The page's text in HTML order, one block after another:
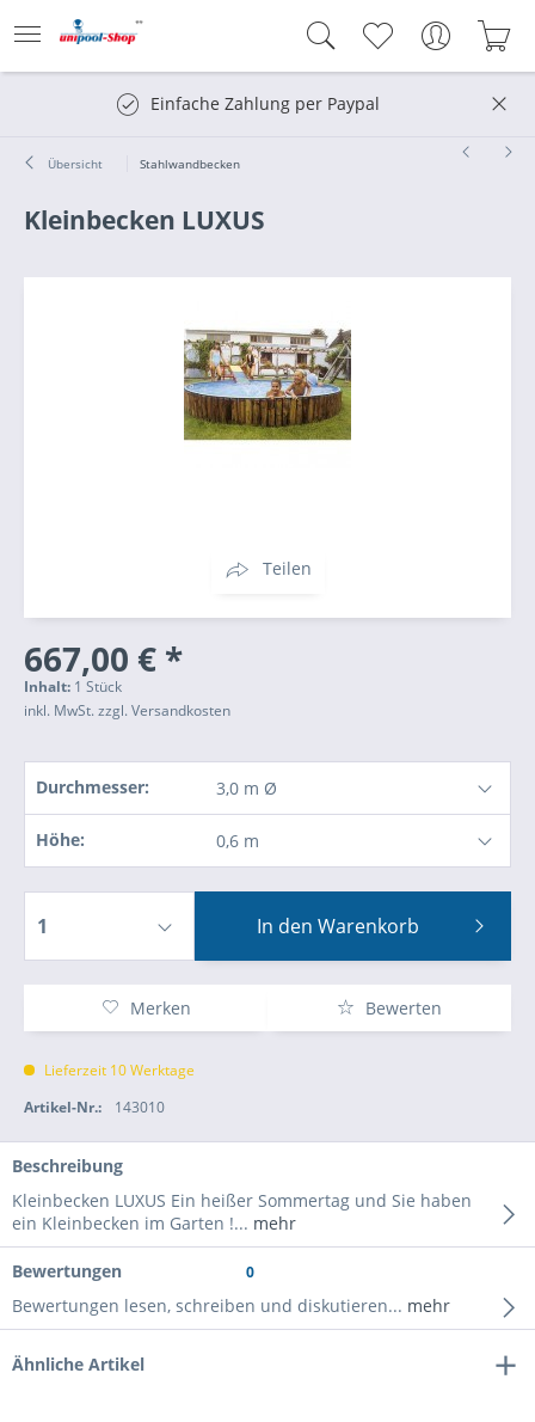
Einfache Zahlung per Paypal
Übersicht Stahlwandbecken
Kleinbecken LUXUS
Teilen
667,00 € *
Inhalt: 1 Stück
inkl. MwSt.zzgl. Versandkosten
Durchmesser:
Höhe:
In den Warenkorb
Merken Bewerten
Lieferzeit 10 Werktage
Artikel-Nr.:
143010
Beschreibung
Kleinbecken LUXUS Ein heißer Sommertag und Sie haben
ein Kleinbecken im Garten !... mehr
Bewertungen 0
Bewertungen lesen, schreiben und diskutieren... mehr
Ähnliche Artikel